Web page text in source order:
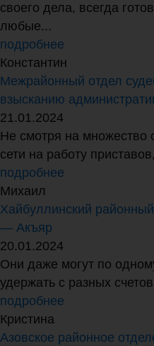
своего дела, всегда
любые...
подробнее
Константин
Межрайонный отдел
взысканию
21.01.2024
Не смотря на множество
сети на работу
подробнее
Михаил
Хайбуллинский
— Акъяр
20.01.2024
Они даже могут по
удержать с разных
подробнее
Кристина
Азовское районное